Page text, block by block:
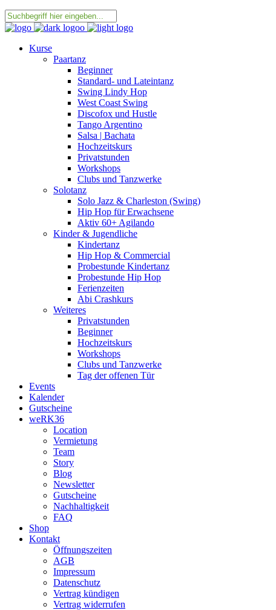
Kurse
Paartanz
Beginner
Standard- und Lateintanz
Swing Lindy Hop
West Coast Swing
Discofox und Hustle
Tango Argentino
Salsa | Bachata
Hochzeitskurs
Privatstunden
Workshops
Clubs und Tanzwerke
Solotanz
Solo Jazz & Charleston (Swing)
Hip Hop für Erwachsene
Aktiv 60+ Agilando
Kinder & Jugendliche
Kindertanz
Hip Hop & Commercial
Probestunde Kindertanz
Probestunde Hip Hop
Ferienzeiten
Abi Crashkurs
Weiteres
Privatstunden
Beginner
Hochzeitskurs
Workshops
Clubs und Tanzwerke
Tag der offenen Tür
Events
Kalender
Gutscheine
weRK36
Location
Vermietung
Team
Story
Blog
Newsletter
Gutscheine
Nachhaltigkeit
FAQ
Shop
Kontakt
Öffnungszeiten
AGB
Impressum
Datenschutz
Vertrag kündigen
Vertrag widerrufen